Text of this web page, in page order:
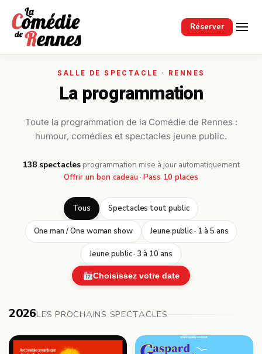
Réserver
Passer au contenu principal
La programmation
Toute la programmation de la Comédie de Rennes :
humour, comédies et spectacles jeune public.
138 spectacles· programmation mise à jour automatiquement
Offrir un bon cadeau · Pass 10 places
Tous Spectacles tout public
One man / One woman show Jeune public · 1 à 5 ans
Jeune public · 3 à 10 ans
Choisissez votre date
2026LES PROCHAINS SPECTACLES